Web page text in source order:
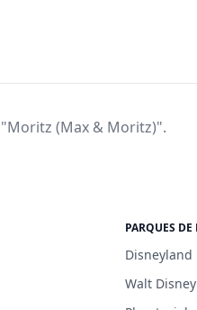
(Max & Moritz)".
PARQUES DE
Disneyland
Walt